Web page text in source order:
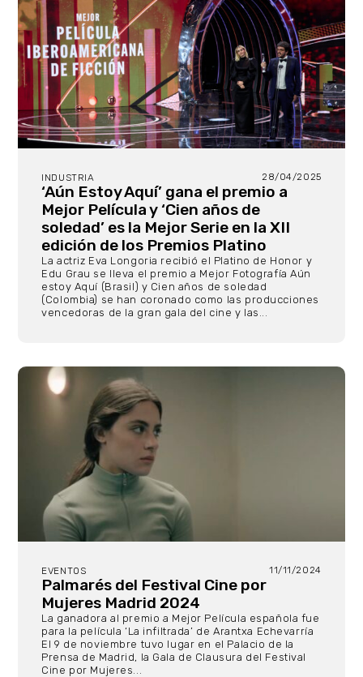
INDUSTRIA 28/04/2025
‘Aún Estoy Aquí’ gana el premio a
Mejor Película y ‘Cien años de
soledad’ es la Mejor Serie en la XII
edición de los Premios Platino
La actriz Eva Longoria recibió el Platino de Honor y
Edu Grau se lleva el premio a Mejor Fotografía Aún
estoy Aquí (Brasil) y Cien años de soledad
(Colombia) se han coronado como las producciones
vencedoras de la gran gala del cine y las...
EVENTOS 11/11/2024
Palmarés del Festival Cine por
Mujeres Madrid 2024
La ganadora al premio a Mejor Película española fue
para la película ‘La infiltrada’ de Arantxa Echevarría
El 9 de noviembre tuvo lugar en el Palacio de la
Prensa de Madrid, la Gala de Clausura del Festival
Cine por Mujeres...